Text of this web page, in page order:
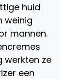
huid
weinig
mannen.
werkten ze
een